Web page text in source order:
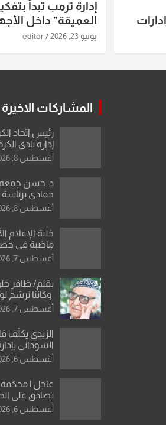
إدارة ترمب تبدأ
العميقة” داخل
الاستخباراتية
يونيو 23, 2026 editor
المشاركات الاخيرة
رئيس اتحاد
إدارة نادي
أغسطس 8, 2026
د. حسن جمعة
حمادي برئاسة
استثنائية
أغسطس 8, 2026
خلية الإعلام
ماضية في حصر
دون رجعة
أغسطس 7, 2026
بقلم/ ظافر
.وكاننا نرشح
العراقية..
أغسطس 7, 2026
الزيدي يكلّف
السوداني
أغسطس 6, 2026
عاجل | محكمة
تصادق على
الواحد كبيان
أغسطس 6, 2026